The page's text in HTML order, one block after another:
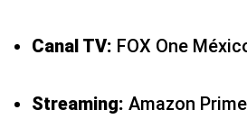
Canal TV: FOX One
Streaming: Amazon